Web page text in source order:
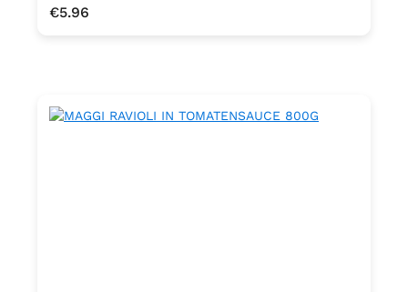
Regular price:
€5.96